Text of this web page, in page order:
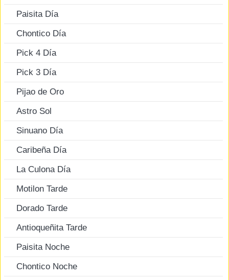
Paisita Día
Chontico Día
Pick 4 Día
Pick 3 Día
Pijao de Oro
Astro Sol
Sinuano Día
Caribeña Día
La Culona Día
Motilon Tarde
Dorado Tarde
Antioqueñita Tarde
Paisita Noche
Chontico Noche